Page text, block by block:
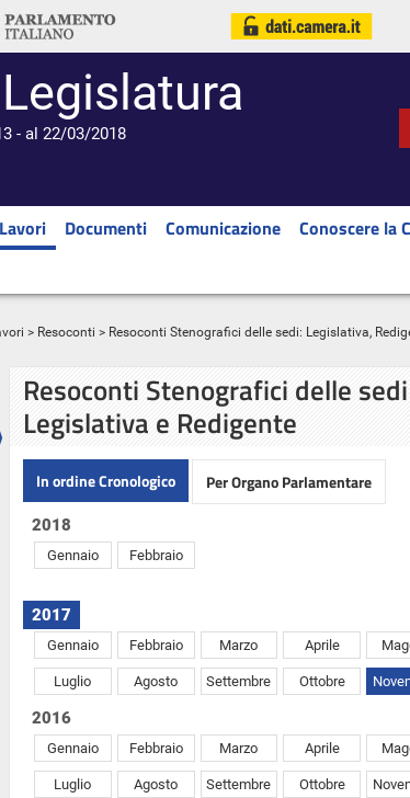
- al 22/03/2018
Lavori Documenti Comunicazione Conoscere la
> Resoconti > Resoconti Stenografici delle sedi: Legislativa,
Resoconti Stenografici delle sedi
Legislativa e Redigente
In ordine Cronologico Per Organo Parlamentare
2018
Gennaio Febbraio
2017
Gennaio Febbraio Marzo Aprile
Luglio Agosto Settembre Ottobre
2016
Gennaio Febbraio Marzo Aprile
Luglio Agosto Settembre Ottobre